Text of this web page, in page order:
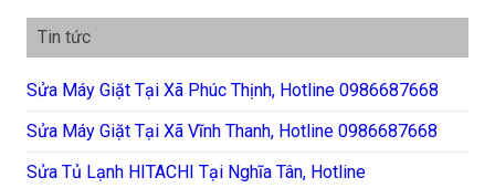
Tin tức
Sửa Máy Giặt Tại Xã Phúc Thịnh, Hotline 0986687668
Sửa Máy Giặt Tại Xã Vĩnh Thanh, Hotline 0986687668
Sửa Tủ Lạnh HITACHI Tại Nghĩa Tân, Hotline